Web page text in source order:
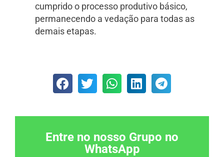
cumprido o processo produtivo básico,
permanecendo a vedação para todas as
demais etapas.
Entre no nosso Grupo no
WhatsApp